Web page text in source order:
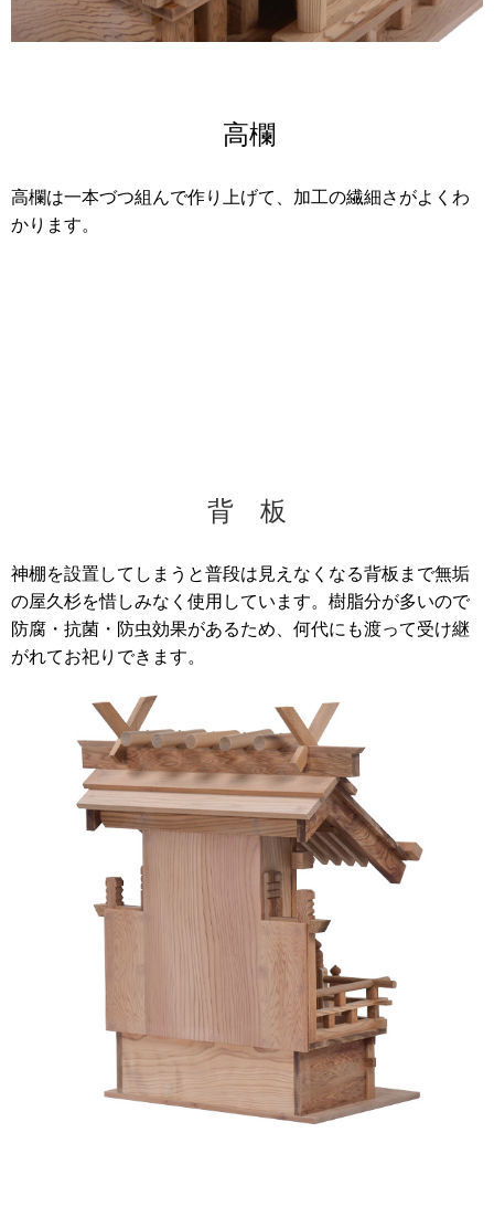
高欄
高欄は一本づつ組んで作り上げて、加工の繊細さがよくわ
かります。
背 板
神棚を設置してしまうと普段は見えなくなる背板まで無垢
の屋久杉を惜しみなく使用しています。樹脂分が多いので
防腐・抗菌・防虫効果があるため、何代にも渡って受け継
がれてお祀りできます。